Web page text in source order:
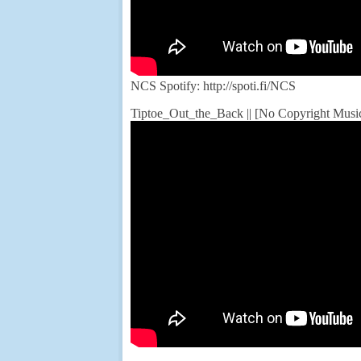
NCS Spotify: http://spoti.fi/NCS
Tiptoe_Out_the_Back || [No Copyright